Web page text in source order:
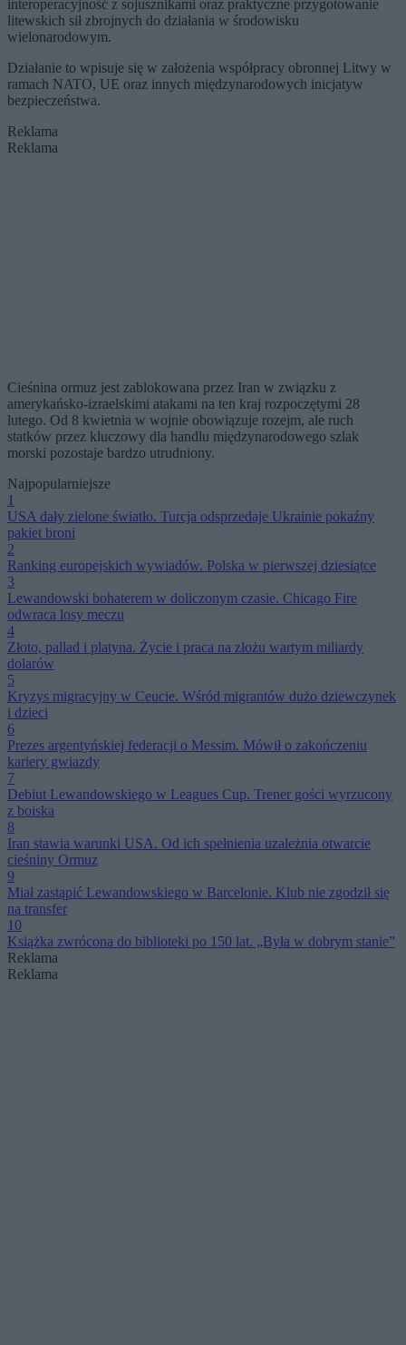
interoperacyjność z sojusznikami oraz praktyczne przygotowanie
litewskich sił zbrojnych do działania w środowisku
wielonarodowym.
Działanie to wpisuje się w założenia współpracy obronnej Litwy w
ramach NATO, UE oraz innych międzynarodowych inicjatyw
bezpieczeństwa.
Reklama
Reklama
Cieśnina ormuz jest zablokowana przez Iran w związku z
amerykańsko-izraelskimi atakami na ten kraj rozpoczętymi 28
lutego. Od 8 kwietnia w wojnie obowiązuje rozejm, ale ruch
statków przez kluczowy dla handlu międzynarodowego szlak
morski pozostaje bardzo utrudniony.
Najpopularniejsze
1
USA dały zielone światło. Turcja odsprzedaje Ukrainie pokaźny
pakiet broni
2
Ranking europejskich wywiadów. Polska w pierwszej dziesiątce
3
Lewandowski bohaterem w doliczonym czasie. Chicago Fire
odwraca losy meczu
4
Złoto, pallad i platyna. Życie i praca na złożu wartym miliardy
dolarów
5
Kryzys migracyjny w Ceucie. Wśród migrantów dużo dziewczynek
i dzieci
6
Prezes argentyńskiej federacji o Messim. Mówił o zakończeniu
kariery gwiazdy
7
Debiut Lewandowskiego w Leagues Cup. Trener gości wyrzucony
z boiska
8
Iran stawia warunki USA. Od ich spełnienia uzależnia otwarcie
cieśniny Ormuz
9
Miał zastąpić Lewandowskiego w Barcelonie. Klub nie zgodził się
na transfer
10
Książka zwrócona do biblioteki po 150 lat. „Była w dobrym stanie”
Reklama
Reklama